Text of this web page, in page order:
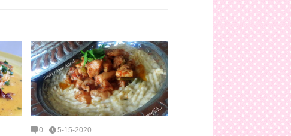
0 5-15-2020